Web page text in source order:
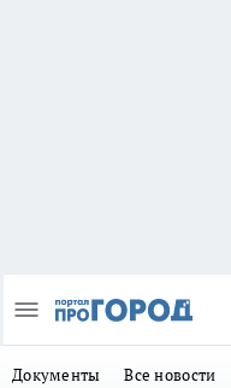
Документы Все новости